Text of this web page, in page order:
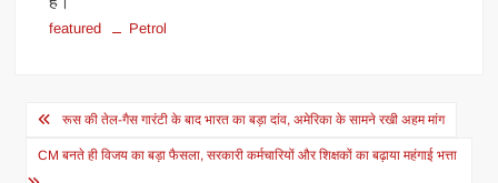
featured Petrol
Post
navigation
रूस की तेल-गैस गारंटी के बाद भारत का बड़ा दांव, अमेरिका के सामने रखी अहम मांग
CM बनते ही विजय का बड़ा फैसला, सरकारी कर्मचारियों और शिक्षकों का बढ़ाया महंगाई भत्ता